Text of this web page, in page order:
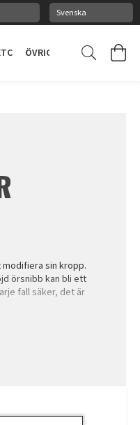
ÖVRIGT
sin kropp.
örsnibb kan bli ett
fall säker, det är
tunneln, vissa